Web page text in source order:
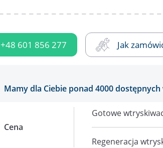
+48 601 856 277 Jak
Mamy dla Ciebie ponad 4000
Cena
Gotowe
Regeneracja